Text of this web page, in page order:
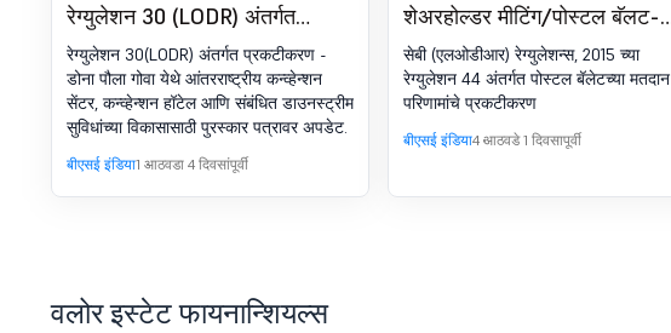
रेग्युलेशन 30 (LODR) अंतर्गत
डिस्क्लोजर - दोना पौला, गोवा येथे
इंटरनॅशनल कन्व्हेन्शन सेंटर,
कन्व्हेन्शन हॉटेल आणि संबंधित
डाउनस्ट्रीम सुविधांच्या विकासासाठी
पुरस्कार पत्रावर अपडेट .
रेग्युलेशन 30(LODR) अंतर्गत प्रकटीकरण -
डोना पौला गोवा येथे आंतरराष्ट्रीय कन्व्हेन्शन
सेंटर, कन्व्हेन्शन हॉटेल आणि संबंधित डाउनस्ट्रीम
सुविधांच्या विकासासाठी पुरस्कार पत्रावर अपडेट.
बीएसई इंडिया1 आठवडा 4 दिवसांपूर्वी
शेअरहोल्डर मीटिंग/पोस्टल बॅलट-
स्क्रुटिनायझरचा रिपोर्ट
सेबी (एलओडीआर) रेग्युलेशन्स, 2015 च्या
रेग्युलेशन 44 अंतर्गत पोस्टल बॅलेटच्या मतदान
परिणामांचे प्रकटीकरण
बीएसई इंडिया4 आठवडे 1 दिवसापूर्वी
वलोर इस्टेट फायनान्शियल्स